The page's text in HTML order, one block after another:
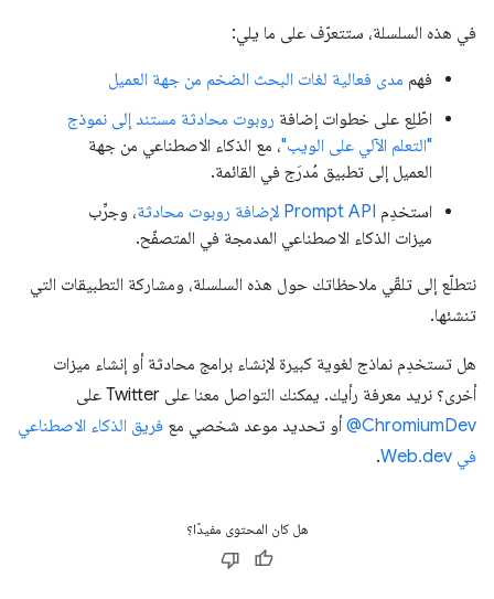
في هذه السلسلة، ستتعرّف على ما يلي:
فهم مدى فعالية لغات البحث الضخم من جهة العميل
اطّلِع على خطوات إضافة روبوت محادثة مستند إلى نموذج
"التعلم الآلي على الويب"، مع الذكاء الاصطناعي من جهة
العميل إلى تطبيق مُدرَج في القائمة.
استخدِم Prompt API لإضافة روبوت محادثة
، وجرِّب
ميزات الذكاء الاصطناعي المدمجة في المتصفّح.
نتطلّع إلى تلقّي ملاحظاتك حول هذه السلسلة، ومشاركة التطبيقات التي
تنشئها.
هل تستخدِم نماذج لغوية كبيرة لإنشاء برامج محادثة أو إنشاء ميزات
أخرى؟ نريد معرفة رأيك. يمكنك التواصل معنا على Twitter على
‎@ChromiumDev أو تحديد موعد شخصي مع فريق الذكاء الاصطناعي
في Web.dev
.
هل كان المحتوى مفيدًا؟